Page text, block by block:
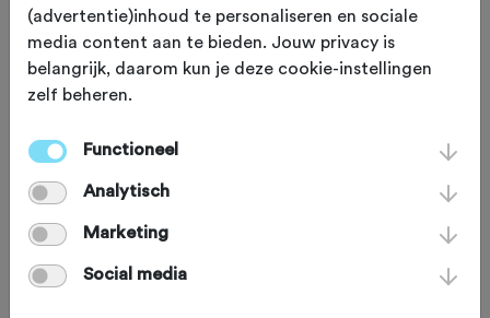
Wielercafé Cyklist
Dit mooi aangeklede wielercafé in
Eindhoven is dé plek waar
fietsliefhebbers elkaar ontmoeten;
gezellig samen wat drinken na een
training of een hapje komen eten. Of
(advertentie)inhoud te personaliseren en sociale
media content aan te bieden. Jouw privacy is
belangrijk, daarom kun je deze cookie-instellingen
zelf beheren.
Functioneel
Analytisch
Marketing
Social media